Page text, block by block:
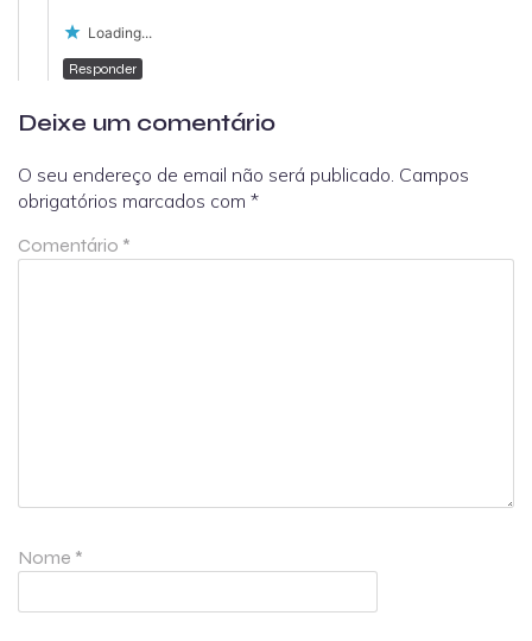
Loading...
Responder
Deixe um comentário
O seu endereço de email não será publicado. Campos
obrigatórios marcados com *
Comentário *
Nome *